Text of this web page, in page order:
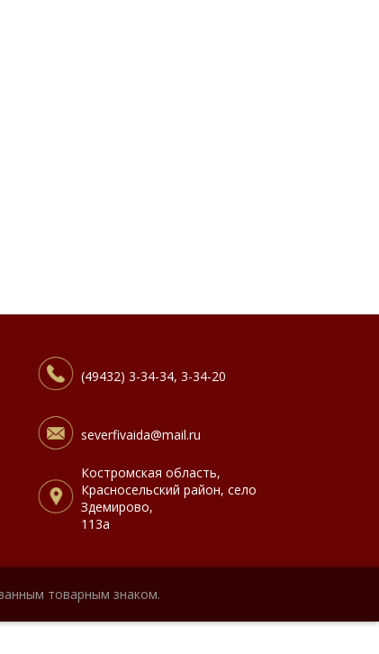
(49432) 3-34-34, 3-34-20
severfivaida@mail.ru
Костромская область,
Красносельский район, село
Здемирово,
113а
товарным знаком.